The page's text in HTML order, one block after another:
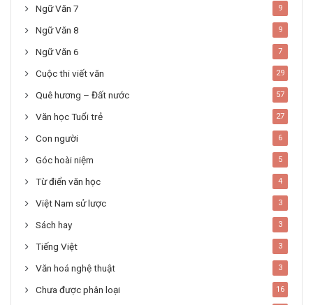
Ngữ Văn 7 9
Ngữ Văn 8 9
Ngữ Văn 6 7
Cuộc thi viết văn 29
Quê hương – Đất nước 57
Văn học Tuổi trẻ 27
Con người 6
Góc hoài niệm 5
Từ điển văn học 4
Việt Nam sử lược 3
Sách hay 3
Tiếng Việt 3
Văn hoá nghệ thuật 3
Chưa được phân loại 16